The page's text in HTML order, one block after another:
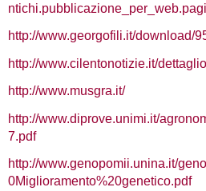
http://www.georgofili.it/download/
http://www.cilentonotizie.it/
http://www.musgra.it/
http://www.diprove.unimi.it/
7.pdf
http://www.genopomii.unina.it/
0Miglioramento%20genetico.pdf